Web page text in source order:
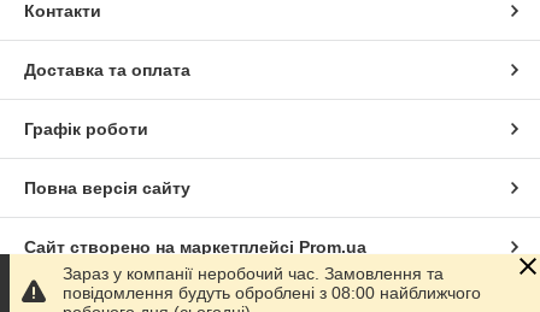
Контакти
Доставка та оплата
Графік роботи
Повна версія сайту
Сайт створено на маркетплейсі Prom.ua
Політика конфіденційності
Зараз у компанії неробочий час. Замовлення та
повідомлення будуть оброблені з 08:00 найближчого